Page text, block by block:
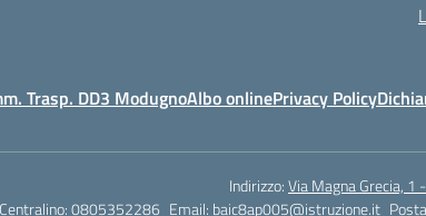
Trasp. DD3 ModugnoAlbo onlinePrivacy Policy
Indirizzo:Via Magna Grecia,
Centralino:0805352286 Email: baic8ap005@istruzione.it